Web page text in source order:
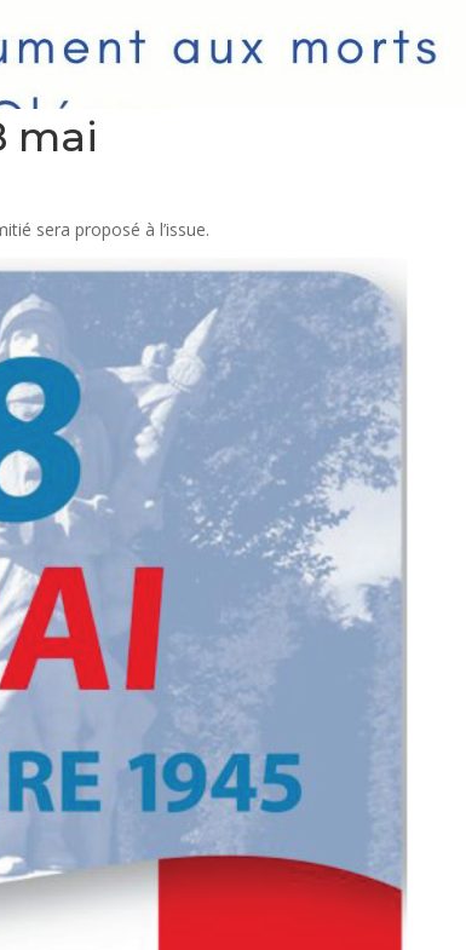
mai
sera proposé à l’issue.